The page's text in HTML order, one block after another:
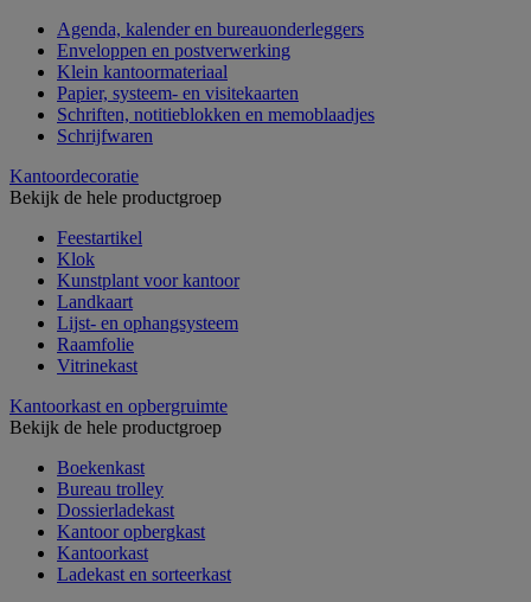
Agenda, kalender en bureauonderleggers
Enveloppen en postverwerking
Klein kantoormateriaal
Papier, systeem- en visitekaarten
Schriften, notitieblokken en memoblaadjes
Schrijfwaren
Kantoordecoratie
Bekijk de hele productgroep
Feestartikel
Klok
Kunstplant voor kantoor
Landkaart
Lijst- en ophangsysteem
Raamfolie
Vitrinekast
Kantoorkast en opbergruimte
Bekijk de hele productgroep
Boekenkast
Bureau trolley
Dossierladekast
Kantoor opbergkast
Kantoorkast
Ladekast en sorteerkast